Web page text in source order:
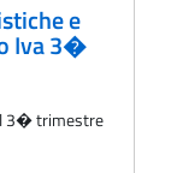
e
Iva 3�
3� trimestre